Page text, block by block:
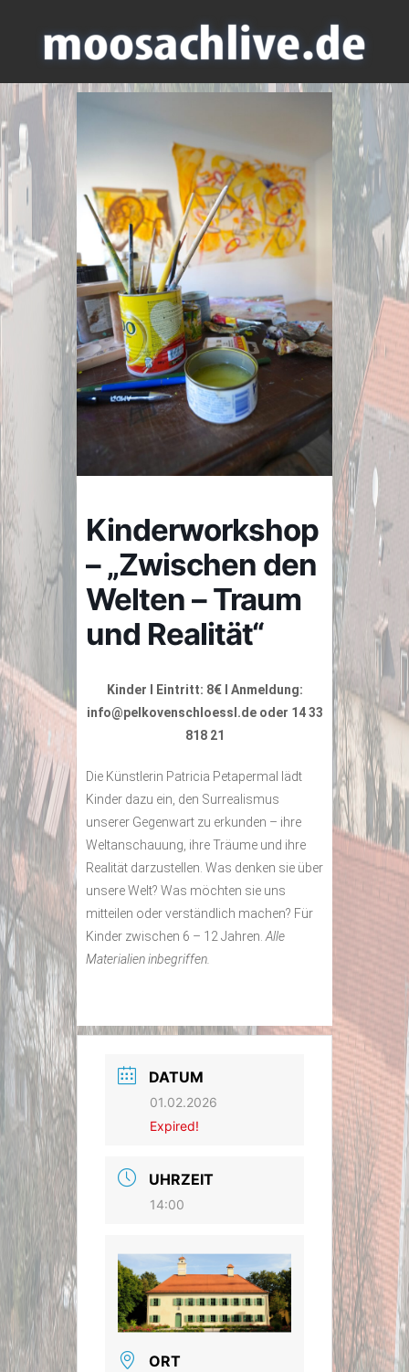
Kinderworkshop
– „Zwischen den
Welten – Traum
und Realität“
Kinder I Eintritt: 8€ I Anmeldung:
info@pelkovenschloessl.de oder 14 33
818 21
Die Künstlerin Patricia Petapermal lädt
Kinder dazu ein, den Surrealismus
unserer Gegenwart zu erkunden – ihre
Weltanschauung, ihre Träume und ihre
Realität darzustellen. Was denken sie über
unsere Welt? Was möchten sie uns
mitteilen oder verständlich machen? Für
Kinder zwischen 6 – 12 Jahren. Alle
Materialien inbegriffen.
DATUM
01.02.2026
Expired!
UHRZEIT
14:00
ORT